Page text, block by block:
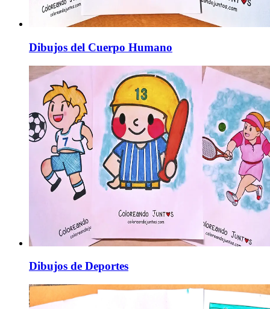
Dibujos del Cuerpo Humano
Dibujos de Deportes